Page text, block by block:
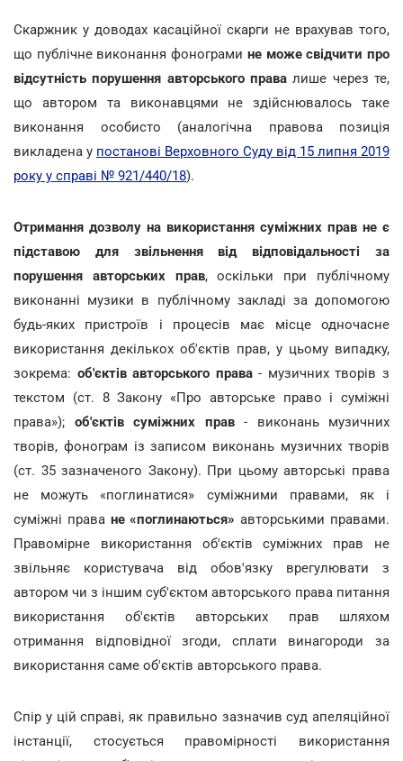
Скаржник у доводах касаційної скарги не врахував того,
що публічне виконання фонограми не може свідчити про
відсутність порушення авторського права лише через те,
що автором та виконавцями не здійснювалось таке
виконання особисто (аналогічна правова позиція
викладена у постанові Верховного Суду від 15 липня 2019
року у справі № 921/440/18).
Отримання дозволу на використання суміжних прав не є
підставою для звільнення від відповідальності за
порушення авторських прав, оскільки при публічному
виконанні музики в публічному закладі за допомогою
будь-яких пристроїв і процесів має місце одночасне
використання декількох об'єктів прав, у цьому випадку,
зокрема: об'єктів авторського права- музичних творів з
текстом (ст. 8 Закону «Про авторське право і суміжні
права»); об'єктів суміжних прав- виконань музичних
творів, фонограм із записом виконань музичних творів
(ст. 35 зазначеного Закону). При цьому авторські права
не можуть «поглинатися» суміжними правами, як і
суміжні права не «поглинаються» авторськими правами.
Правомірне використання об'єктів суміжних прав не
звільняє користувача від обов'язку врегулювати з
автором чи з іншим суб'єктом авторського права питання
використання об'єктів авторських прав шляхом
отримання відповідної згоди, сплати винагороди за
використання саме об'єктів авторського права.
Спір у цій справі, як правильно зазначив суд апеляційної
інстанції, стосується правомірності використання